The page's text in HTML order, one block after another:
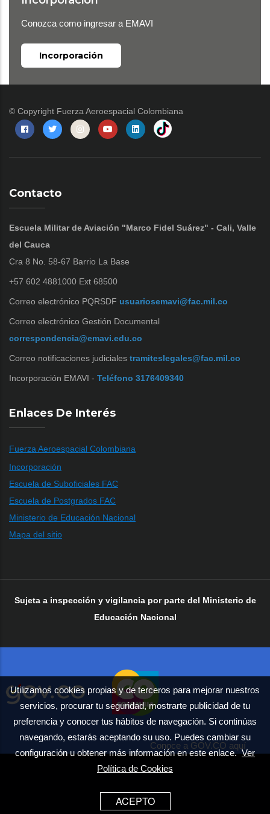
Conozca como ingresar a EMAVI
Incorporación
© Copyright Fuerza Aeroespacial Colombiana
Contacto
Escuela Militar de Aviación "Marco Fidel Suárez" - Cali, Valle
del Cauca
Cra 8 No. 58-67 Barrio La Base
+57 602 4881000 Ext 68500
Correo electrónico PQRSDF usuariosemavi@fac.mil.co
Correo electrónico Gestión Documental
correspondencia@emavi.edu.co
Correo notificaciones judiciales tramiteslegales@fac.mil.co
Incorporación EMAVI - Teléfono 3176409340
Enlaces De Interés
Fuerza Aeroespacial Colombiana
Incorporación
Escuela de Suboficiales FAC
Escuela de Postgrados FAC
Ministerio de Educación Nacional
Mapa del sitio
Sujeta a inspección y vigilancia por parte del Ministerio de
Educación Nacional
Conoce a GOV.CO aquí
Utilizamos cookies propias y de terceros para mejorar nuestros
servicios, procurar tu seguridad, mostrarte publicidad de tu
preferencia y conocer tus hábitos de navegación. Si continúas
navegando, estarás aceptando su uso. Puedes cambiar su
configuración u obtener más información en este enlace.Ver
Política de Cookies
ACEPTO